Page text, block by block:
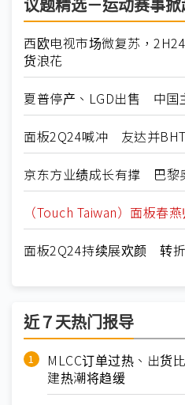
议题精选－运动赛事
西欧电视市场微复苏，
货浪花
夏普停产、LGD出售 中国
面板2Q24喊冲 友达并
京东方业绩成长有撑 巴黎
（Touch Taiwan）面板春
面板2Q24持续展欢颜 转
近７天热门报导
MLCC订单过热、出
建热潮将趋缓